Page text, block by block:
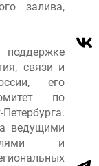
залива,
связи и
его
по
ведущими
и